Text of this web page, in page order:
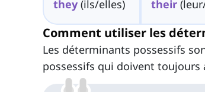
they(ils/elles) their
Comment utiliser les
Les déterminants possessifs
possessifs qui doivent toujours